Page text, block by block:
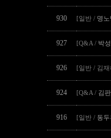
930 [일반 / 명노
927 [Q&A / 박
926 [일반 / 김재
924 [Q&A / 김
916 [일반 / 동